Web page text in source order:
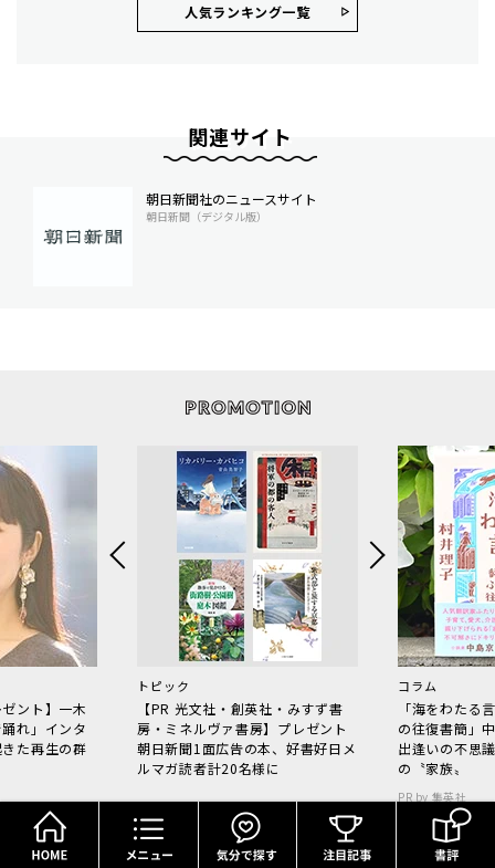
人気ランキング⼀覧
関連サイト
朝日新聞社のニュースサイト
朝日新聞（デジタル版）
ント】一木
れ」インタ
た再生の群
トピック
【PR 光文社・創英社・みすず書
房・ミネルヴァ書房】プレゼント
朝日新聞1面広告の本、好書好日メ
ルマガ読者計20名様に
コラム
「海をわた
の往復書簡」
出逢いの不思
の〝家族〟
PR by 集英社